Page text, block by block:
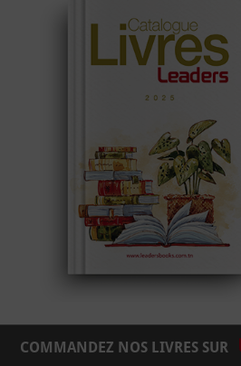
COMMANDEZ NOS LIVRES SUR